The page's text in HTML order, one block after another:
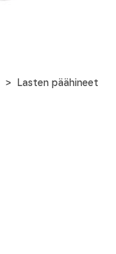
Lasten päähineet